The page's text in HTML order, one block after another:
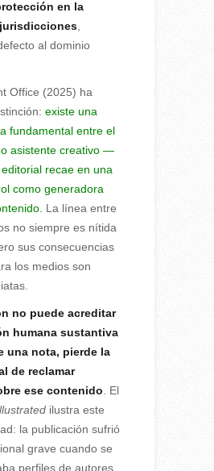
en la
,
al dominio
Office (2025) ha
existe una
fundamental entre el
asistente creativo —
recae en una
como generadora
La línea entre
no siempre es nítida
sus consecuencias
los medios son
no puede acreditar
humana sustantiva
una nota, pierde la
de reclamar
ese contenido . El
ilustra este
la publicación sufrió
grave cuando se
perfiles de autores